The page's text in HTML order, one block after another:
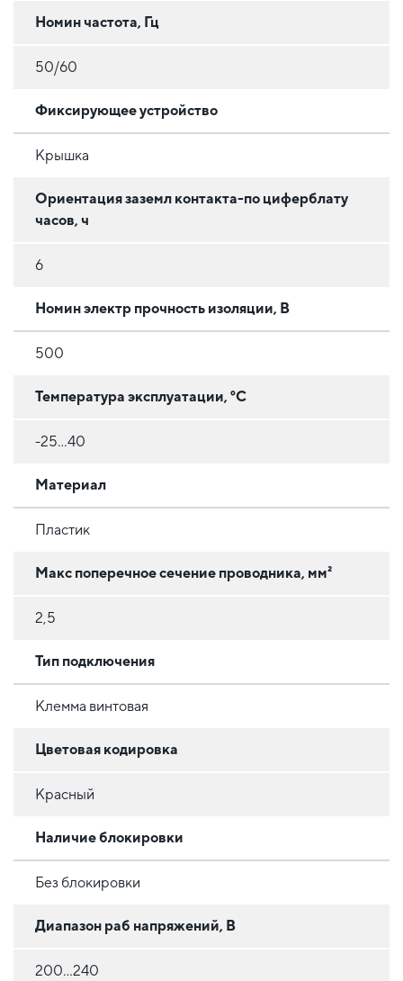
Номин частота, Гц
50/60
Фиксирующее устройство
Крышка
Ориентация заземл контакта-по циферблату
часов, ч
6
Номин электр прочность изоляции, В
500
Температура эксплуатации, °C
-25...40
Материал
Пластик
Макс поперечное сечение проводника, мм²
2,5
Тип подключения
Клемма винтовая
Цветовая кодировка
Красный
Наличие блокировки
Без блокировки
Диапазон раб напряжений, В
200...240